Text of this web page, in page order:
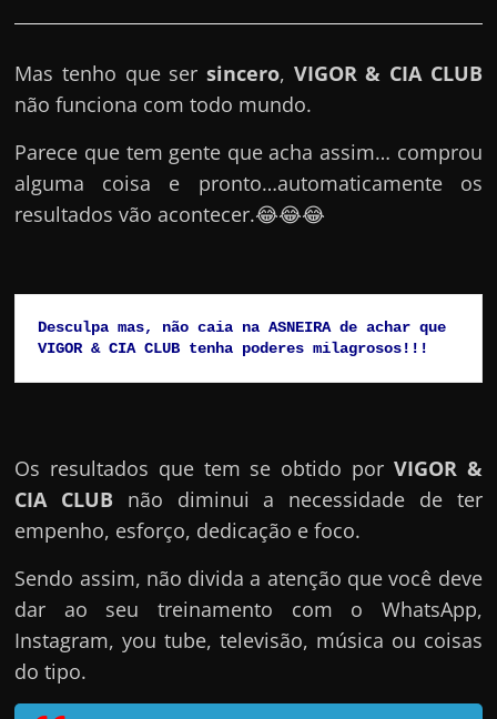
n
e
c
o
Mas tenho que ser sincero, VIGOR & CIA CLUB
não funciona com todo mundo.
Parece que tem gente que acha assim… comprou
alguma coisa e pronto…automaticamente os
resultados vão acontecer.😂😂😂
Desculpa mas, não caia na ASNEIRA de achar que
VIGOR & CIA CLUB tenha poderes milagrosos!!!
Os resultados que tem se obtido por VIGOR &
CIA CLUB não diminui a necessidade de ter
empenho, esforço, dedicação e foco.
Sendo assim, não divida a atenção que você deve
dar ao seu treinamento com o WhatsApp,
Instagram, you tube, televisão, música ou coisas
do tipo.